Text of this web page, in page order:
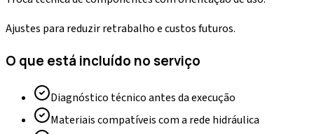
Ajustes para reduzir retrabalho e custos futuros.
O que está incluído no serviço
Diagnóstico técnico antes da execução
Materiais compatíveis com a rede hidráulica